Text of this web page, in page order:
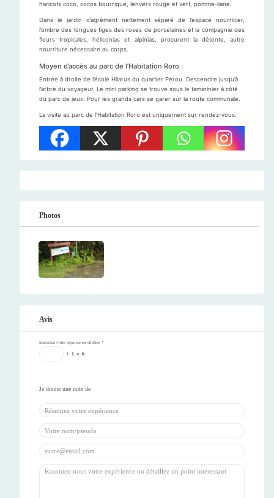
haricots coco, cocos bourrique, lenvers rouge et vert, pomme-liane.
Dans le jardin d’agrément nettement séparé de l’espace nourricier,
l’ombre des longues tiges des roses de porcelaines et la compagnie des
fleurs tropicales, héliconias et alpinias, procurent la détente, autre
nourriture nécessaire au corps.
Moyen d’accès au parc de l’Habitation Roro :
Entrée à droite de l’école Hilarus du quartier Pérou. Descendre jusqu’à
l’arbre du voyageur. Le mini parking se trouve sous le tamarinier à côté
du parc de jeux. Pour les grands cars se garer sur la route communale.
La visite au parc de l’Habitation Roro est uniquement sur rendez-vous.
Photos
Avis
Saisissez votre réponse en chiffres *
+ 1 = 6